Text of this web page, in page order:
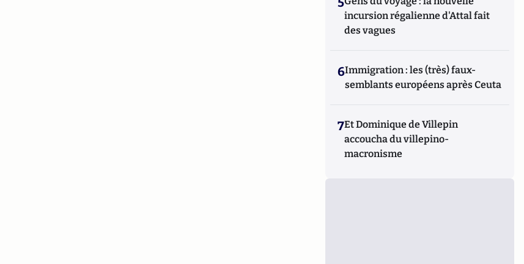
incursion régalienne d'Attal fait
des vagues
6Immigration : les (très) faux-
semblants européens après Ceuta
7Et Dominique de Villepin
accoucha du villepino-
macronisme